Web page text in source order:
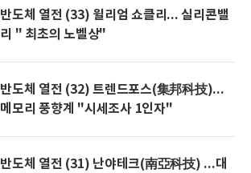
반도체 열전 (33) 윌리엄 쇼클리... 실리콘밸
리 " 최초의 노벨상"
반도체 열전 (32) 트렌드포스(集邦科技)...
메모리 풍향계 "시세조사 1인자"
반도체 열전 (31) 난야테크(南亞科技) ...대